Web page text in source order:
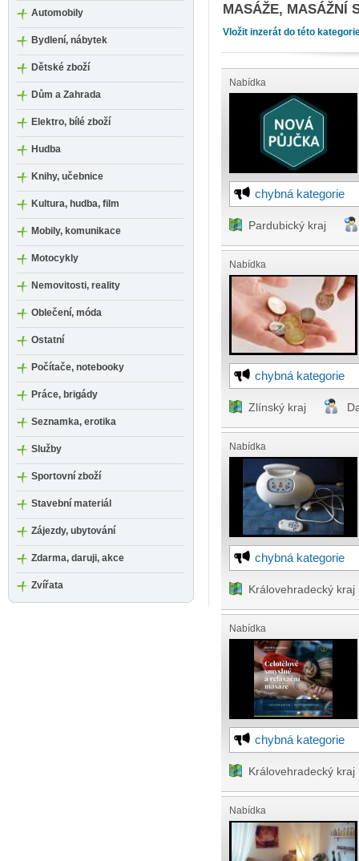
Automobily
Bydlení, nábytek
Dětské zboží
Dům a Zahrada
Elektro, bílé zboží
Hudba
Knihy, učebnice
Kultura, hudba, film
Mobily, komunikace
Motocykly
Nemovitosti, reality
Oblečení, móda
Ostatní
Počítače, notebooky
Práce, brigády
Seznamka, erotika
Služby
Sportovní zboží
Stavební materiál
Zájezdy, ubytování
Zdarma, daruji, akce
Zvířata
MASÁŽE, MASÁŽNÍ
Vložit inzerát do této
Nabídka
chybná kategorie
Pardubický kraj
Nabídka
chybná kategorie
Zlínský kraj
Nabídka
chybná kategorie
Královehradecký kraj
Nabídka
chybná kategorie
Královehradecký kraj
Nabídka